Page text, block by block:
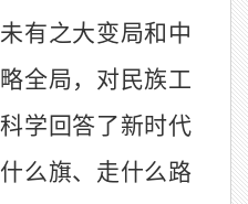
有之大变局和中
全局，对民族工
学回答了新时代
么旗、走什么路